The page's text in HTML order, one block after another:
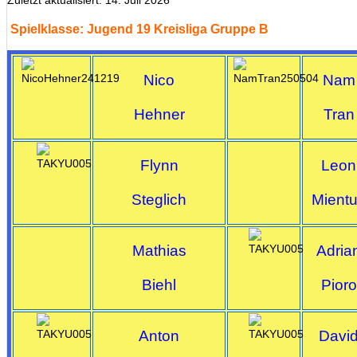
Spielklasse: Jugend 19 Kreisliga Gruppe B
Nico
Hehner
Nam
Tran
Flynn
Steglich
Leon
Mathias
Biehl Pioro
Anton David